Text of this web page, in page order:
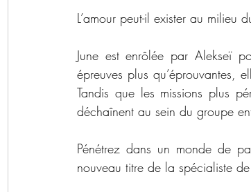
L’amour peut-il exister au milieu
June est enrôlée par Alekseï
épreuves plus qu’éprouvantes,
Tandis que les missions plus
déchaînent au sein du groupe
Pénétrez dans un monde de
nouveau titre de la spécialiste